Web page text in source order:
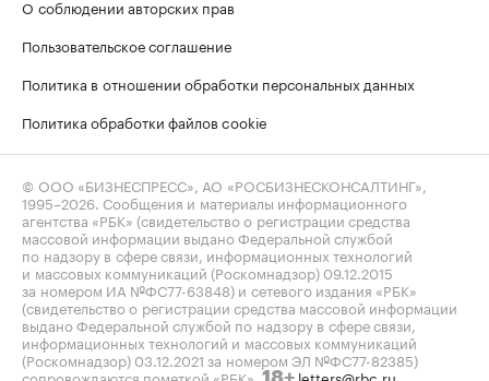
О соблюдении авторских прав
Пользовательское соглашение
Политика в отношении обработки персональных данных
Политика обработки файлов cookie
© ООО «БИЗНЕСПРЕСС», АО «РОСБИЗНЕСКОНСАЛТИНГ»,
1995–2026 . Сообщения и материалы информационного
агентства «РБК» (свидетельство о регистрации средства
массовой информации выдано Федеральной службой
по надзору в сфере связи, информационных технологий
и массовых коммуникаций (Роскомнадзор) 09.12.2015
за номером ИА №ФС77-63848) и сетевого издания «РБК»
(свидетельство о регистрации средства массовой информации
выдано Федеральной службой по надзору в сфере связи,
информационных технологий и массовых коммуникаций
(Роскомнадзор) 03.12.2021 за номером ЭЛ №ФС77-82385)
сопровождаются пометкой «РБК».
letters@rbc.ru